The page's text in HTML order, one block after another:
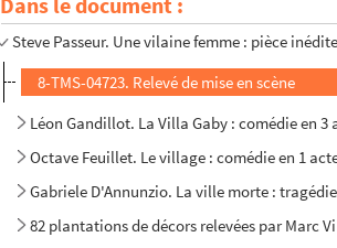
Robert de Flers, Francis de Croisset. Les
Steve Passeur. Une vilaine femme : pièce
8-TMS-04723. Relevé de mise en scène
Léon Gandillot. La Villa Gaby : comédie en 3
Octave Feuillet. Le village : comédie en 1
Gabriele D'Annunzio. La ville morte :
82 plantations de décors relevées par Marc